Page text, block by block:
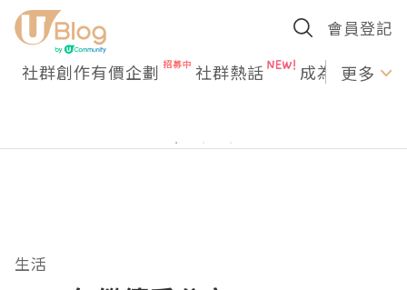
會員登記
社群創作有價企劃 社群熱話 成為U更多
生活